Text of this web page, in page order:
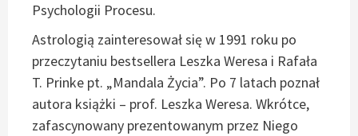
Psychologii Procesu.
Astrologią zainteresował się w 1991 roku po
przeczytaniu bestsellera Leszka Weresa i Rafała
T. Prinke pt. „Mandala Życia”. Po 7 latach poznał
autora książki – prof. Leszka Weresa. Wkrótce,
zafascynowany prezentowanym przez Niego